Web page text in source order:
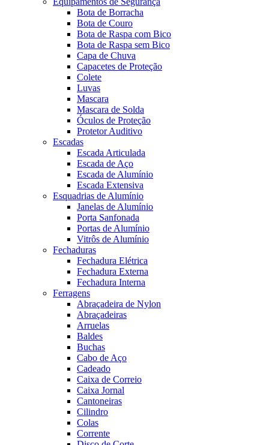
Bota de Borracha
Bota de Couro
Bota de Raspa com Bico
Bota de Raspa sem Bico
Capa de Chuva
Capacetes de Proteção
Colete
Luvas
Mascara
Mascara de Solda
Óculos de Proteção
Protetor Auditivo
Escadas
Escada Articulada
Escada de Aço
Escada de Alumínio
Escada Extensiva
Esquadrias de Alumínio
Janelas de Alumínio
Porta Sanfonada
Portas de Alumínio
Vitrôs de Alumínio
Fechaduras
Fechadura Elétrica
Fechadura Externa
Fechadura Interna
Ferragens
Abraçadeira de Nylon
Abraçadeiras
Arruelas
Baldes
Buchas
Cabo de Aço
Cadeado
Caixa de Correio
Caixa Jornal
Cantoneiras
Cilindro
Colas
Corrente